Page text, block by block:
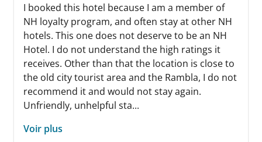
I booked this hotel because I am a member of
NH loyalty program, and often stay at other NH
hotels. This one does not deserve to be an NH
Hotel. I do not understand the high ratings it
receives. Other than that the location is close to
the old city tourist area and the Rambla, I do not
recommend it and would not stay again.
Unfriendly, unhelpful sta...
Voir plus